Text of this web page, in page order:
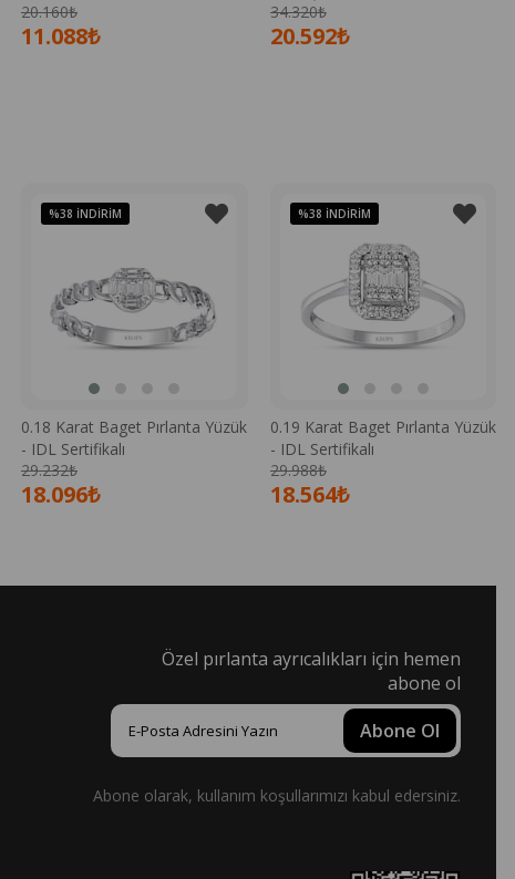
11.088₺
20.160₺
20.592₺
34.320₺
0.18 Karat Baget Pırlanta Yüzük
- IDL Sertifikalı
18.096₺
29.232₺
%38 İNDIRIM
0.19 Karat Baget Pırlanta Yüzük
- IDL Sertifikalı
18.564₺
29.988₺
%38 İNDIRIM
Özel pırlanta ayrıcalıkları için hemen
abone ol
Abone Ol
Abone olarak, kullanım koşullarımızı kabul edersiniz.